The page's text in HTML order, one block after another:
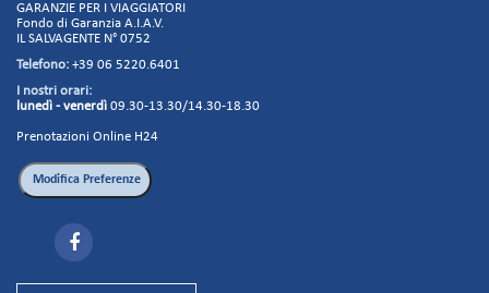
GARANZIE PER I VIAGGIATORI
Fondo di Garanzia A.I.A.V.
IL SALVAGENTE N° 0752
Telefono: +39 06 5220.6401
I nostri orari:
lunedì - venerdì 09.30-13.30/14.30-18.30
Prenotazioni Online H24